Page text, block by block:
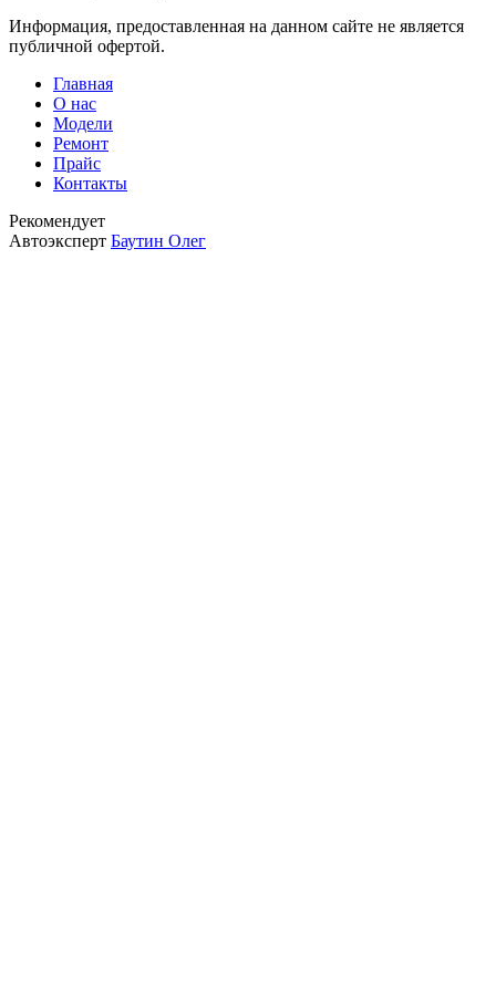
Информация, предоставленная на данном сайте не является
публичной офертой.
Главная
О нас
Модели
Ремонт
Прайс
Контакты
Рекомендует
Автоэксперт Баутин Олег